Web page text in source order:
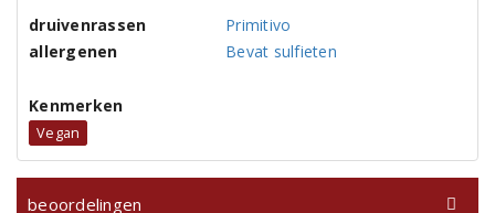
druivenrassen
Primitivo
allergenen
Bevat sulfieten
Kenmerken
Vegan
beoordelingen